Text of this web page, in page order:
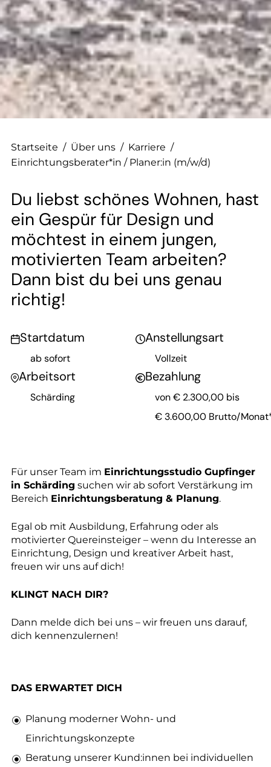
Startseite / Über uns / Karriere /
Einrichtungsberater*in / Planer:in (m/w/d)
Du liebst schönes Wohnen, hast
ein Gespür für Design und
möchtest in einem jungen,
motivierten Team arbeiten?
Dann bist du bei uns genau
richtig!
Startdatum
ab sofort
Anstellungsart
Vollzeit
Arbeitsort
Schärding
Bezahlung
von€ 2.300,00 bis
€ 3.600,00 Brutto/
Für unser Team im Einrichtungsstudio Gupfinger
in Schärding suchen wir ab sofort Verstärkung im
Bereich Einrichtungsberatung & Planung.
Egal ob mit Ausbildung, Erfahrung oder als
motivierter Quereinsteiger – wenn du Interesse an
Einrichtung, Design und kreativer Arbeit hast,
freuen wir uns auf dich!
KLINGT NACH DIR?
Dann melde dich bei uns – wir freuen uns darauf,
dich kennenzulernen!
DAS ERWARTET DICH
Planung moderner Wohn- und
Einrichtungskonzepte
Beratung unserer Kund:innen bei individuellen